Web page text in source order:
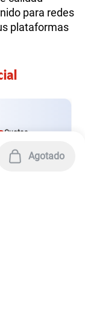
|